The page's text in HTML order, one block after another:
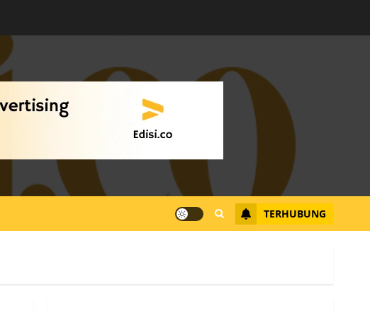
TERHUBUNG
Warga Rempang Ajukan
Kota Batam, Soroti
Aktivitas yang Resahkan
0
Batam Berhenti
Merampas Tanah Warga
Rempang
JULI 15, 2026